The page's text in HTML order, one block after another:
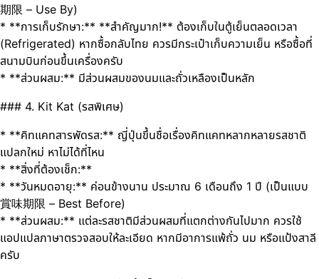
期限 – Use By)
* **การเก็บรักษา:** **สำคัญมาก!** ต้องเก็บในตู้เย็นตลอดเวลา
(Refrigerated) หากซื้อกลับไทย ควรมีกระเป๋าเก็บความเย็น หรือซื้อที่
สนามบินก่อนขึ้นเครื่องครับ
* **ส่วนผสม:** มีส่วนผสมของนมและถั่วเหลืองเป็นหลัก
### 4. Kit Kat (รสพิเศษ)
* **คิทแคทสารพัดรส:** ญี่ปุ่นขึ้นชื่อเรื่องคิทแคทหลากหลายรสชาติ
แปลกใหม่ หาไม่ได้ที่ไหน
* **สิ่งที่ต้องเช็ก:**
* **วันหมดอายุ:** ค่อนข้างนาน ประมาณ 6 เดือนถึง 1 ปี (เป็นแบบ
賞味期限 – Best Before)
* **ส่วนผสม:** แต่ละรสชาติมีส่วนผสมที่แตกต่างกันไปมาก ควรใช้
แอปแปลภาษาตรวจสอบให้ละเอียด หากมีอาการแพ้ถั่ว นม หรือแป้งสาลี
ครับ